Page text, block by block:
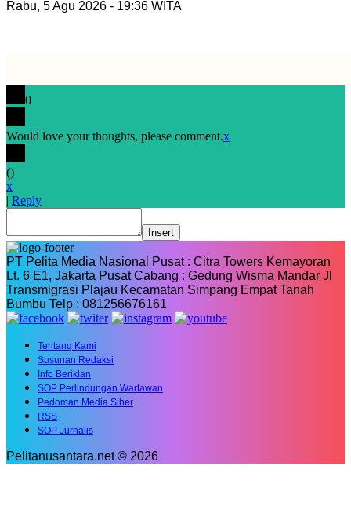
Rabu, 5 Agu 2026 - 19:36 WITA
0
Would love your thoughts, please comment.x
()
x
| Reply
Insert
PT Pelita Media Nasional Pusat : Citra Towers Kemayoran
Lt. 6 E1, Jakarta Pusat Cabang : Gedung Wisma Mandar Jl
Transmigrasi Plajau Kecamatan Simpang Empat Tanah
Bumbu Telp : 081256676161
Tentang Kami
Susunan Redaksi
Info Beriklan
SOP Perlindungan Wartawan
Pedoman Media Siber
RSS
SOP Jurnalis
Pelitanusantara.net © 2026